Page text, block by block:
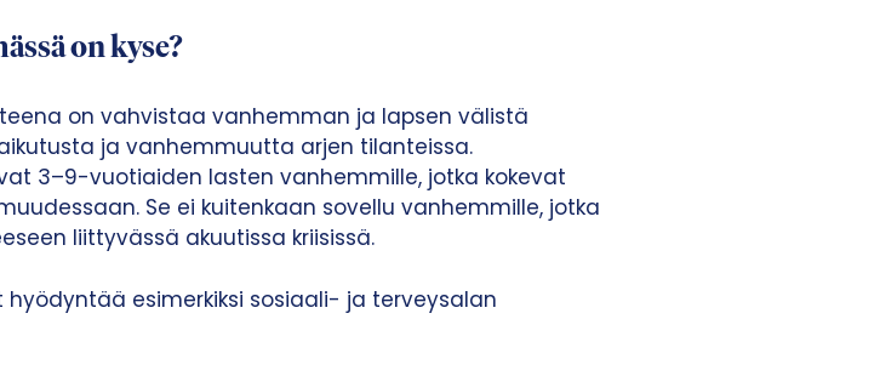
on kyse?
on vahvistaa vanhemman ja lapsen välistä
ja vanhemmuutta arjen tilanteissa.
3–9-vuotiaiden lasten vanhemmille, jotka kokevat
Se ei kuitenkaan sovellu vanhemmille, jotka
liittyvässä akuutissa kriisissä.
esimerkiksi sosiaali- ja terveysalan